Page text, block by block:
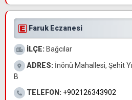
Faruk Eczanesi
İLÇE: Bağcılar
ADRES: İnönü Mahallesi, Şehit
B
TELEFON: +902126343902